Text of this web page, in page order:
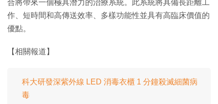
合將帶來一個極具潛力的治療系統。此系統將具備長距離工
作、短時間和高傳送效率、多樣功能性並具有高臨床價值的
優點。
【相關報道】
科大研發深紫外線 LED 消毒衣櫃 1 分鐘殺滅細菌病
毒